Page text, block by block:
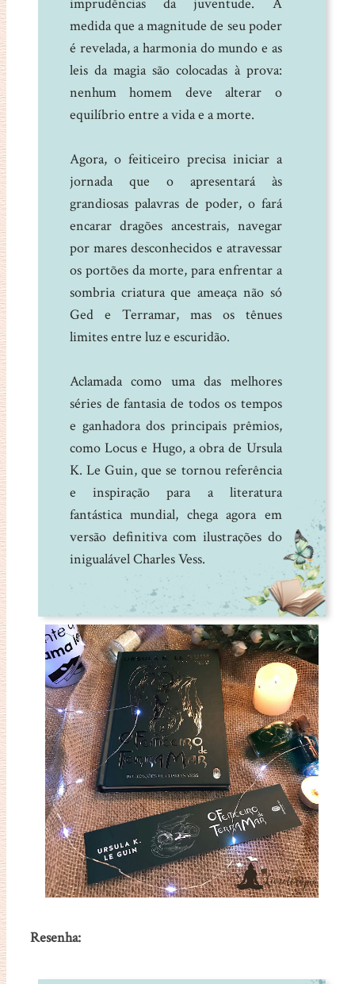
medida que a magnitude de seu poder
é revelada, a harmonia do mundo e as
leis da magia são colocadas à prova:
nenhum homem deve alterar o
equilíbrio entre a vida e a morte.
Agora, o feiticeiro precisa iniciar a
jornada que o apresentará às
grandiosas palavras de poder, o fará
encarar dragões ancestrais, navegar
por mares desconhecidos e atravessar
os portões da morte, para enfrentar a
sombria criatura que ameaça não só
Ged e Terramar, mas os tênues
limites entre luz e escuridão.
Aclamada como uma das melhores
séries de fantasia de todos os tempos
e ganhadora dos principais prêmios,
como Locus e Hugo, a obra de Ursula
K. Le Guin, que se tornou referência
e inspiração para a literatura
fantástica mundial, chega agora em
versão definitiva com ilustrações do
inigualável Charles Vess.
Resenha: